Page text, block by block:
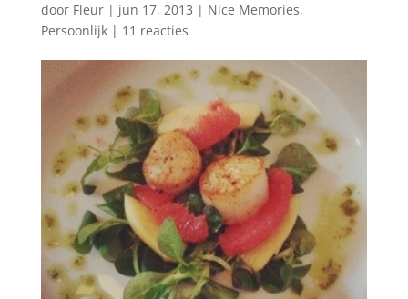
door Fleur| jun 17, 2013 | Nice Memories,
Persoonlijk| 11 reacties